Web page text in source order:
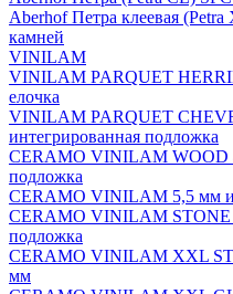
Aberhof Петра клеевая
камней
VINILAM
VINILAM PARQUET
елочка
VINILAM PARQUET
интегрированная подложка
CERAMO VINILAM WOOD
подложка
CERAMO VINILAM 5,5 мм
CERAMO VINILAM STONE
подложка
CERAMO VINILAM XXL
мм